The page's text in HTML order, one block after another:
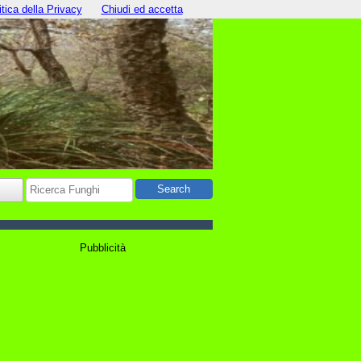
Pubblicità
della Privacy Chiudi ed accetta